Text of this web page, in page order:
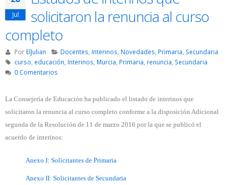
Jul
solicitaron la renuncia al curso
completo
Por ElJulian Docentes Interinos Novedades Primaria Secundaria
curso educación Interinos Murcia Primaria renuncia Secundaria
0 Comentarios
La Consejería de Educación ha publicado el listado de interinos que
solicitaron la renuncia al curso completo conforme a la disposición Adicional
segunda de la Resolución de 11 de marzo 2016 por la que se publicó el
acuerdo de interinos:
Anexo I: Solicitantes de Primaria
Anexo II: Solicitantes de Secundaria